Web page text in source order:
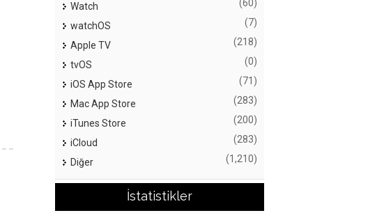
Watch (60)
watchOS (7)
Apple TV (218)
tvOS (0)
iOS App Store (71)
Mac App Store (283)
iTunes Store (200)
iCloud (283)
Diğer (1,210)
İstatistikler